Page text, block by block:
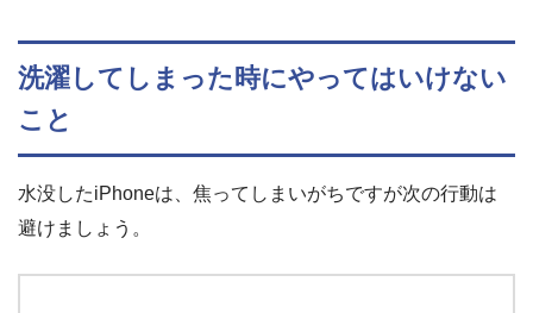
洗濯してしまった時にやってはいけない
こと
水没したiPhoneは、焦ってしまいがちですが次の行動は
避けましょう。